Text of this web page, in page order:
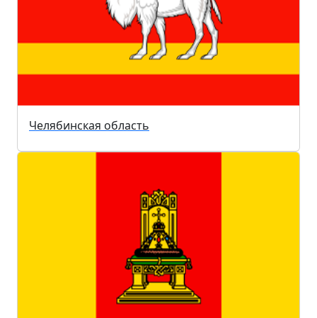
Челябинская область